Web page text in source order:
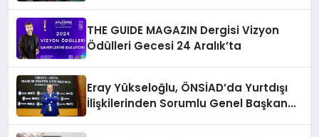
THE GUIDE MAGAZIN Dergisi Vizyon
Ödülleri Gecesi 24 Aralık’ta
Eray Yükseloğlu, ÖNSİAD’da Yurtdışı
İlişkilerinden Sorumlu Genel Başkan